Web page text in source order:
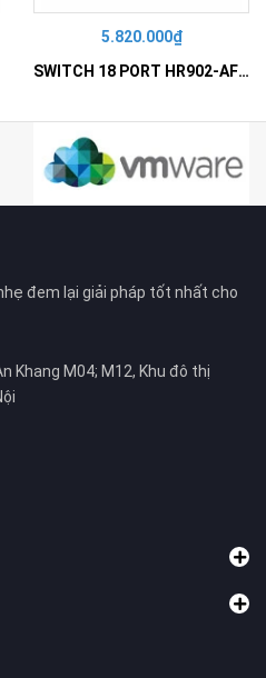
5.820.000₫
SWITCH 18 PORT HR902-AF162G-300 – Switch PoE 16 Cổng
đem lại giải pháp tốt nhất cho
Khang M04; M12, Khu đô thị